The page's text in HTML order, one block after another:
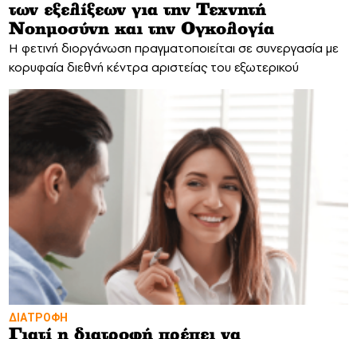
των εξελίξεων για την Τεχνητή
Νοημοσύνη και την Ογκολογία
Η φετινή διοργάνωση πραγματοποιείται σε συνεργασία με
κορυφαία διεθνή κέντρα αριστείας του εξωτερικού
ΔΙΑΤΡΟΦΗ
Γιατί η διατροφή πρέπει να